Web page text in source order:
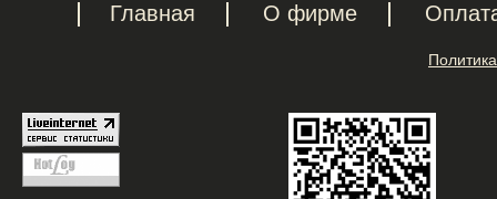
Главная О фирме